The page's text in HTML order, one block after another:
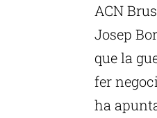
ACN
Josep
que la
fer
ha